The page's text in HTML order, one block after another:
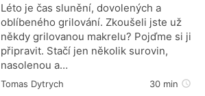
Léto je čas slunění, dovolených a
oblíbeného grilování. Zkoušeli jste už
někdy grilovanou makrelu? Pojďme si ji
připravit. Stačí jen několik surovin,
nasolenou a…
Tomas Dytrych 30 min